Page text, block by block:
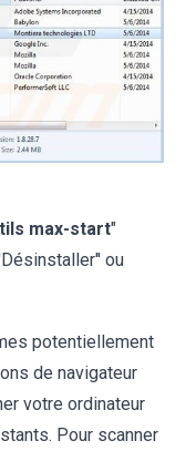
max-start"
ou
potentiellement
de navigateur
votre ordinateur
Pour scanner